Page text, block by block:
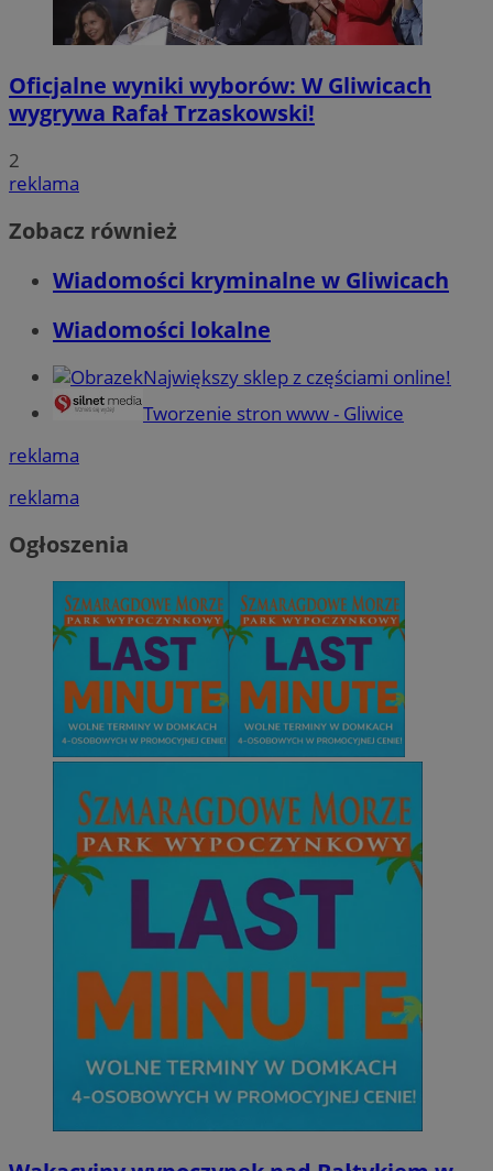
Oficjalne wyniki wyborów: W Gliwicach
wygrywa Rafał Trzaskowski!
2
reklama
Zobacz również
Wiadomości kryminalne w Gliwicach
Wiadomości lokalne
Największy sklep z częściami online!
Tworzenie stron www - Gliwice
reklama
reklama
Ogłoszenia